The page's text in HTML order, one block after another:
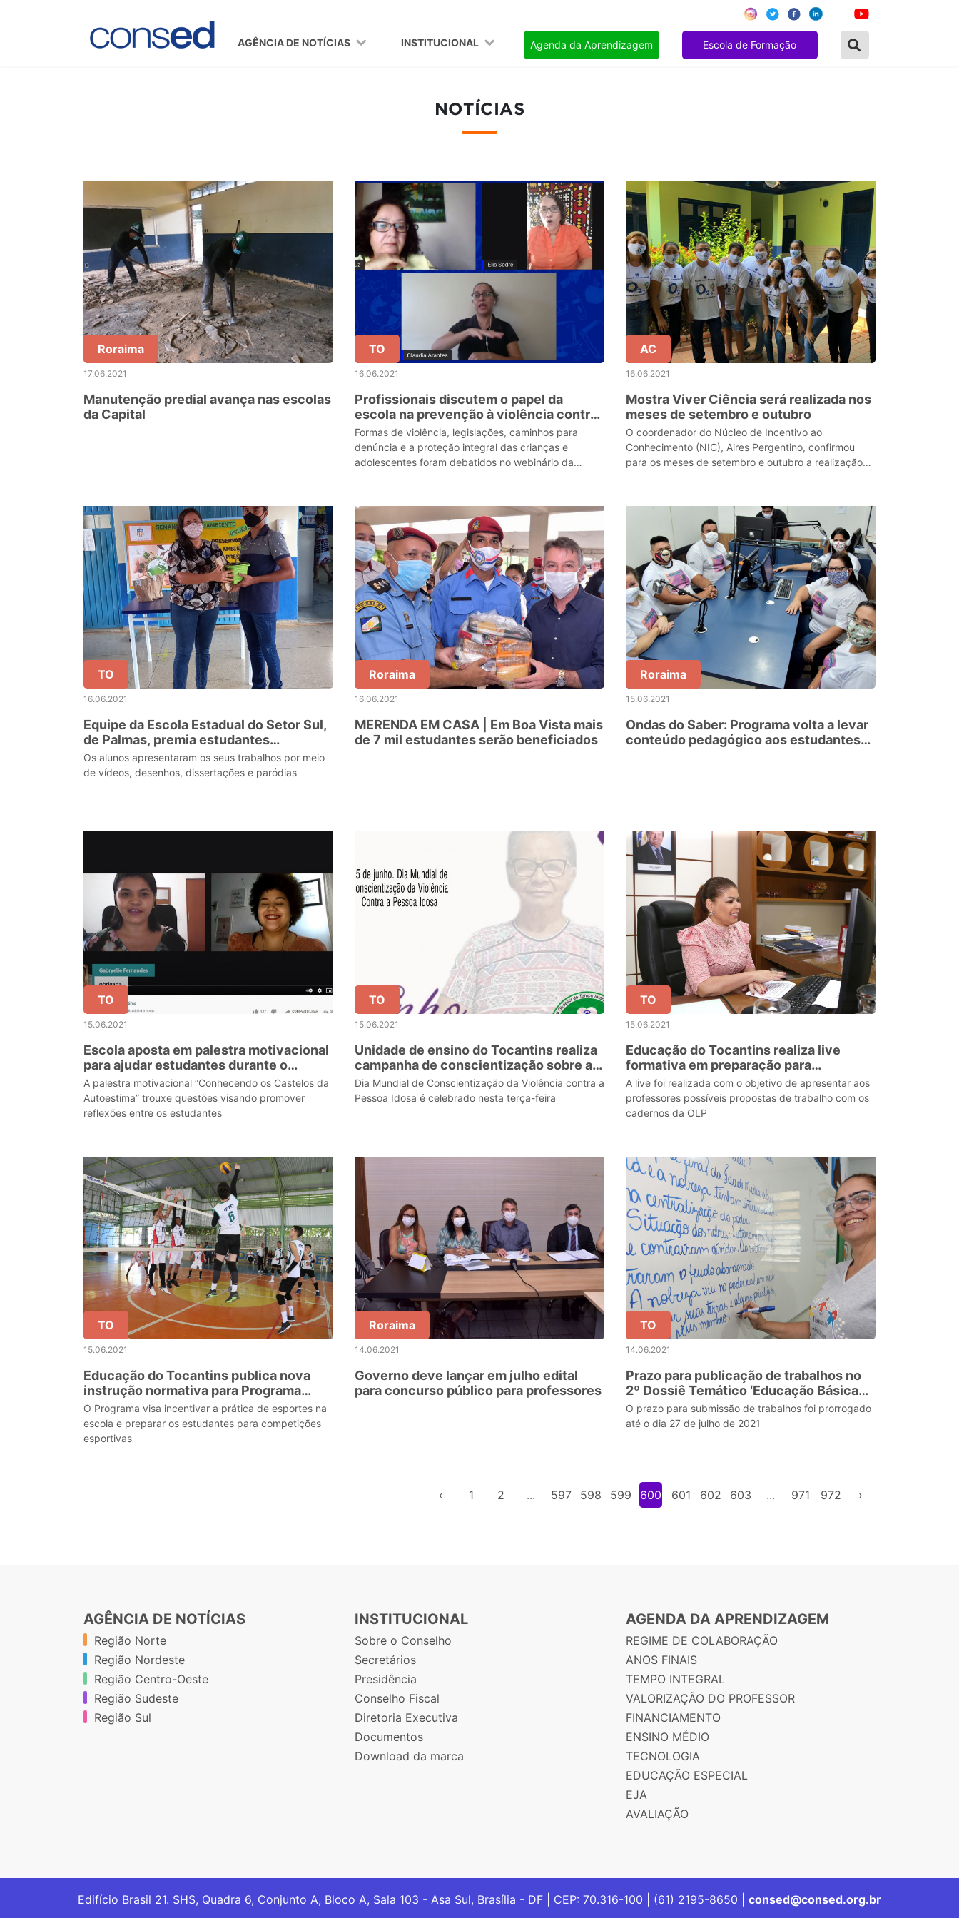
AGÊNCIA DE NOTÍCIAS INSTITUCIONAL Agenda da Aprendizagem Escola de Formação
NOTÍCIAS
Roraima
17.06.2021
Manutenção predial avança nas escolas
da Capital
TO
16.06.2021
Profissionais discutem o papel da
escola na prevenção à violência contra
crianças e adolescentes
Formas de violência, legislações, caminhos para
denúncia e a proteção integral das crianças e
adolescentes foram debatidos no webinário da
AC
16.06.2021
Mostra Viver Ciência será realizada nos
meses de setembro e outubro
O coordenador do Núcleo de Incentivo ao
Conhecimento (NIC), Aires Pergentino, confirmou
para os meses de setembro e outubro a realização
TO
16.06.2021
Equipe da Escola Estadual do Setor Sul,
de Palmas, premia estudantes
vencedores da gincana ambiental
Os alunos apresentaram os seus trabalhos por meio
de vídeos, desenhos, dissertações e paródias
Roraima
16.06.2021
MERENDA EM CASA | Em Boa Vista mais
de 7 mil estudantes serão beneficiados
Roraima
15.06.2021
Ondas do Saber: Programa volta a levar
conteúdo pedagógico aos estudantes
TO
15.06.2021
Escola aposta em palestra motivacional
para ajudar estudantes durante o
distanciamento social
A palestra motivacional “Conhecendo os Castelos da
Autoestima” trouxe questões visando promover
reflexões entre os estudantes
TO
15.06.2021
Unidade de ensino do Tocantins realiza
campanha de conscientização sobre a
violência contra a pessoa idosa
Dia Mundial de Conscientização da Violência contra a
Pessoa Idosa é celebrado nesta terça-feira
TO
15.06.2021
Educação do Tocantins realiza live
formativa em preparação para
Olimpíada de Língua Portuguesa
A live foi realizada com o objetivo de apresentar aos
professores possíveis propostas de trabalho com os
cadernos da OLP
TO
15.06.2021
Educação do Tocantins publica nova
instrução normativa para Programa
Esporte na Escola
O Programa visa incentivar a prática de esportes na
escola e preparar os estudantes para competições
esportivas
Roraima
14.06.2021
Governo deve lançar em julho edital
para concurso público para professores
TO
14.06.2021
Prazo para publicação de trabalhos no
2º Dossiê Temático ‘Educação Básica
no Tocantins’ é prorrogada
O prazo para submissão de trabalhos foi prorrogado
até o dia 27 de julho de 2021
‹ 1 2 ... 597 598 599 600 601 602 603 ... 971 972 ›
AGÊNCIA DE NOTÍCIAS
Região Norte
Região Nordeste
Região Centro-Oeste
Região Sudeste
Região Sul
INSTITUCIONAL
Sobre o Conselho
Secretários
Presidência
Conselho Fiscal
Diretoria Executiva
Documentos
Download da marca
AGENDA DA APRENDIZAGEM
REGIME DE COLABORAÇÃO
ANOS FINAIS
TEMPO INTEGRAL
VALORIZAÇÃO DO PROFESSOR
FINANCIAMENTO
ENSINO MÉDIO
TECNOLOGIA
EDUCAÇÃO ESPECIAL
EJA
AVALIAÇÃO
Edifício Brasil 21. SHS, Quadra 6, Conjunto A, Bloco A, Sala 103 - Asa Sul, Brasília - DF | CEP: 70.316-100 | (61) 2195-8650 | consed@consed.org.br